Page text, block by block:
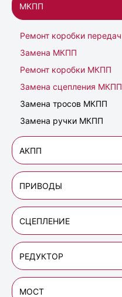
МКПП
Ремонт коробки передач
Замена МКПП
Ремонт коробки МКПП
Замена сцепления МКПП
Замена тросов МКПП
Замена ручки МКПП
АКПП
ПРИВОДЫ
СЦЕПЛЕНИЕ
РЕДУКТОР
МОСТ